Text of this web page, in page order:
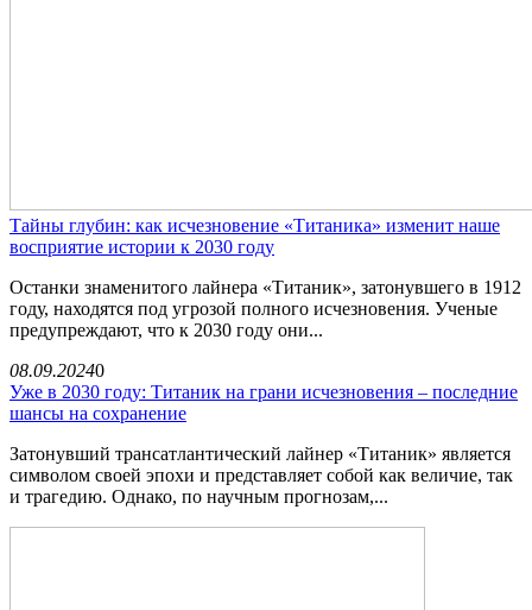
Тайны глубин: как исчезновение «Титаника» изменит наше
восприятие истории к 2030 году
Останки знаменитого лайнера «Титаник», затонувшего в 1912
году, находятся под угрозой полного исчезновения. Ученые
предупреждают, что к 2030 году они...
08.09.20240
Уже в 2030 году: Титаник на грани исчезновения – последние
шансы на сохранение
Затонувший трансатлантический лайнер «Титаник» является
символом своей эпохи и представляет собой как величие, так
и трагедию. Однако, по научным прогнозам,...